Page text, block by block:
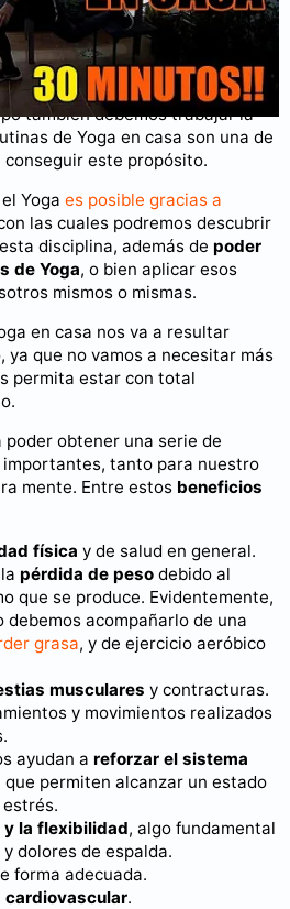
en nuestrocanal de YouTube.
casa
también debemos trabajar la
de Yoga en casa son una de
conseguir este propósito.
Yoga es posible gracias a
las cuales podremos descubrir
disciplina, además de poder
de Yoga, o bien aplicar esos
mismos o mismas.
en casa nos va a resultar
que no vamos a necesitar más
permita estar con total
poder obtener una serie de
importantes, tanto para nuestro
mente. Entre estos beneficios
física y de salud en general.
pérdida de peso debido al
que se produce. Evidentemente,
acompañarlo de una
grasa, y de ejercicio aeróbico
musculares y contracturas.
y movimientos realizados
ayudan a reforzar el sistema
que permiten alcanzar un estado
y la flexibilidad, algo fundamental
dolores de espalda.
forma adecuada.
cardiovascular.